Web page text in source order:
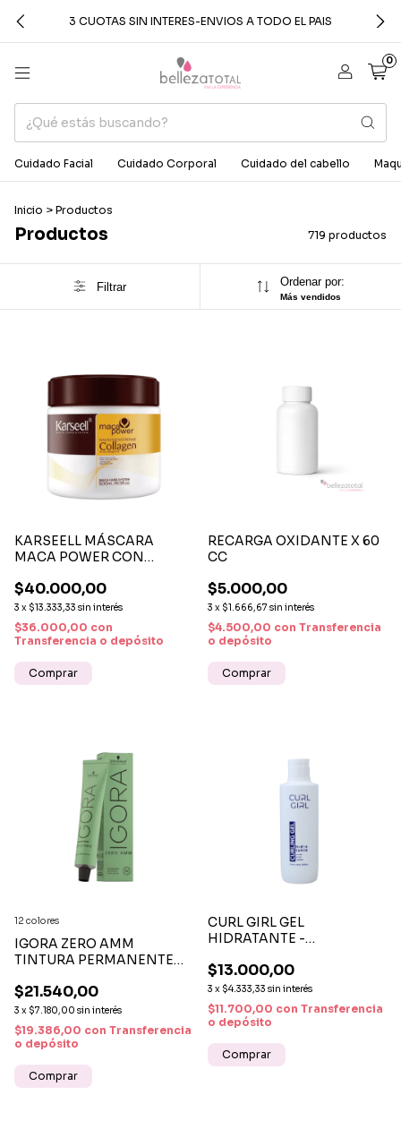
3 CUOTAS SIN INTERES-ENVIOS A TODO EL PAIS
0
Cuidado Facial Cuidado Corporal Cuidado del cabello
Inicio > Productos
Productos 719 productos
Filtrar Ordenar por:
Más vendidos
KARSEELL MÁSCARA
MACA POWER CON
$40.000,00
3 x $13.333,33 sin interés
$36.000,00 con
Transferencia o depósito
RECARGA OXIDANTE X 60
CC
$5.000,00
3 x $1.666,67 sin interés
$4.500,00 con Transferencia
o depósito
Comprar
IGORA ZERO AMM
TINTURA PERMANENTE
INTENSO Y CUIDADO
CAPILAR
$21.540,00
3 x $7.180,00 sin interés
$19.386,00 con Transferencia
o depósito
12 colores
Comprar
CURL GIRL GEL
HIDRATANTE -
DEL FRIZZ PARA RIZOS
NATURALES
$13.000,00
3 x $4.333,33 sin interés
$11.700,00 con Transferencia
o depósito